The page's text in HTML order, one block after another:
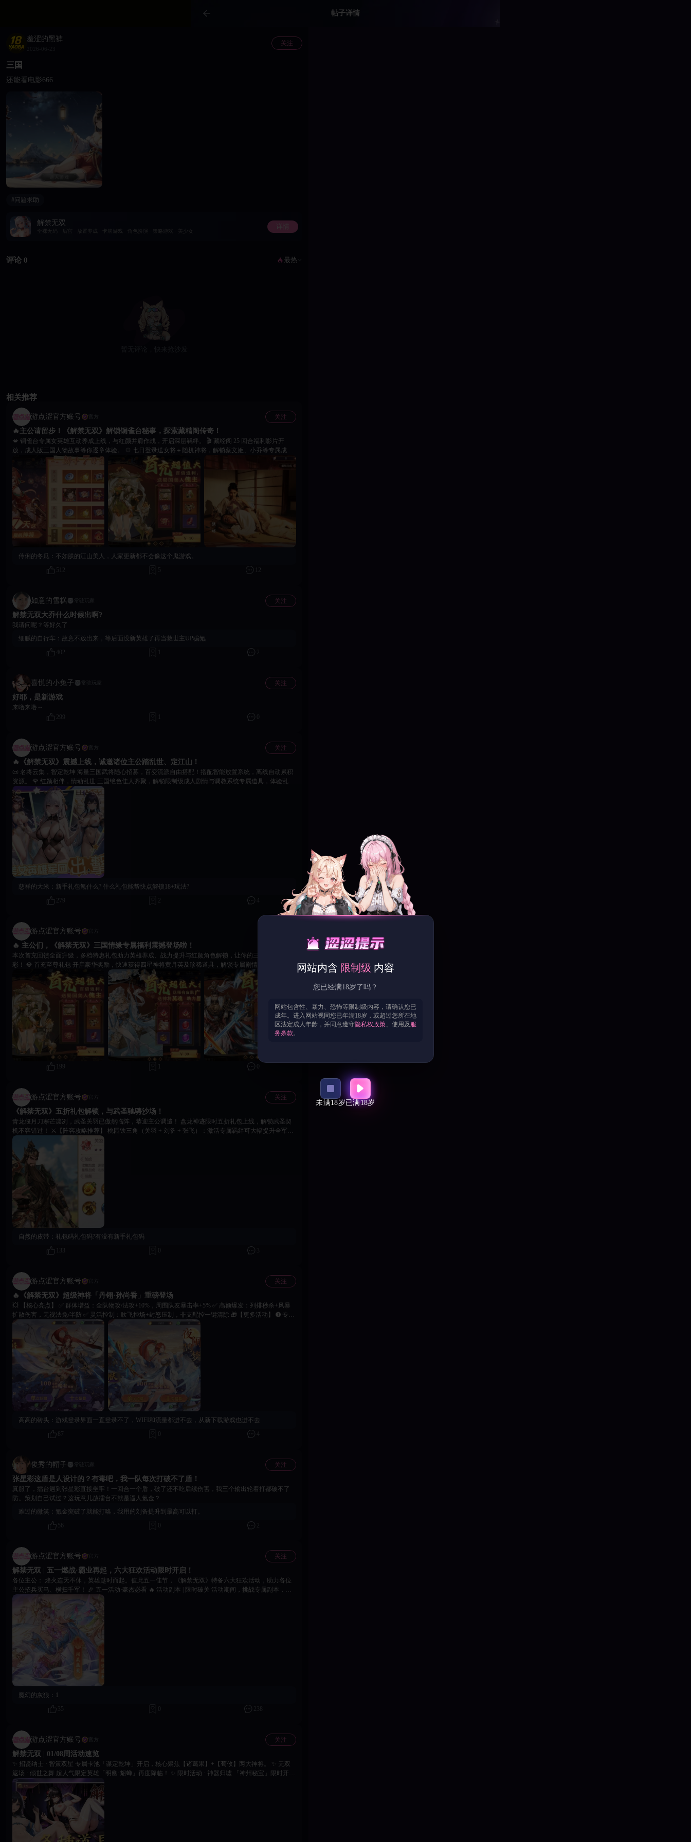
帖子详情
羞涩的黑裤
关注
三国
还能看电影666
#问题求助
解禁无双
全裸无码 · 后宫 · 放置养成 · 卡牌游戏 · 角色扮演 · 策略游戏 · 美少女
详情
评论 0 最热
相关推荐
游点涩官方账号 官方 关注
🔥主公请留步！《解禁无双》解锁铜雀台秘事，探索藏精阁传奇！
💋 铜雀台专属女英雄互动养成上线，与红颜并肩作战，开启深层羁绊。 🎬 藏经阁 25 回合福利影片开
放，成人版三国人物故事等你逐章体验。 💠 七日登录送女将＋随机神将，解锁蔡文姬、小乔等专属成人
无双》，携红颜踏三国，开启属于主公的三国传记！
伶俐的冬瓜： 不如朕的江山美人，人家更新都不会像这个鬼游戏。
512
5 12
如意的雪糕 关注
解禁无双大乔什么时候出啊?
我请问呢？等好久了
细腻的自行车： 故意不放出来，等后面没新英雄了再当救世主UP骗氪
402
2
喜悦的小兔子 关注
好耶，是新游戏
来噜来噜～
299
0
游点涩官方账号 官方 关注
🔥《解禁无双》震撼上线，诚邀诸位主公踏乱世、定江山！
📜 名将云集，智定乾坤 海量三国武将随心招募，百变流派自由搭配！搭配智能放置系统，离线自动累积
资源。 🌹 红颜相伴，情动乱世 三国绝色佳人齐聚，解锁限制级成人剧情与调教系统专属道具，体验乱世
中的柔情羁绊。 🎁 开服献礼，福利拉满 首周七日签到解锁限定美人等丰厚好礼！首周挂机收益翻倍，领
取招募好物与情缘道具！ ⚔️ 王权争霸，谁主沉浮 万人同服实时竞技，全服争霸火热开启！运筹帷幄，决
战沙场，书写属于你的江山美人传奇！ 🙌 解锁绝代佳人的私密剧情与隐藏福利，亲身体验江山美人尽在
掌握的至高快感！
慈祥的大米： 新手礼包氪什么? 什么礼包能帮快点解锁18+玩法?
279
2 4
游点涩官方账号 官方
🔥 主公们，《解禁无双》三国情缘专属福利震撼登场啦！
本次首充回馈全面升级，多档特惠礼包助力英雄养成、战力提升与红颜角色解锁，让你的三国之旅更加精
彩！ 💎 首充至尊礼包 开启豪华奖励，快速获得四星神将黄月英及珍稀道具，解锁专属剧情任务，丰富互
动玩法等待你的探索。 💎 特惠成长礼包 超值30元礼包，轻松解锁黄月英稀有永久皮肤，同时提升角色星
级与好感度，养成效率直线提升，颜值战力双开花！ 💎 豪华主公礼包 98元即可解锁刘备专属幻武【雌雄
双股剑】，助力无双觉醒，全线提升生命、双攻、双防与速度，让主公实力大幅跃升！ ❤️ 沉浸互动玩法
铜雀台与藏精阁玩法全新开启，多位红颜英雄等待你的召唤，触发丰富互动剧情，体验专属养成与战力加
成，沉浸感满满！ 🙌 与美女英雄角色触发丰富互动剧情，情趣宝箱内含蜡烛，皮鞭，震动棒，电击仪等
多种互动道具，体验三国版18禁成人玩法。 🙌 藏精阁内更有专属三国主题成人福利影片，扮演刘备三顾
茅庐与性转版诸葛亮女谋士发生令人遐想连篇的涩涩情节！
游点涩官方账号 官方 关注
《解禁无双》五折礼包解锁，与武圣驰骋沙场！
青龙偃月刀寒芒凛冽，武圣关羽已傲然临阵，恭迎主公调遣！ 盘龙神迹限时五折礼包上线，解锁武圣契
机不容错过！ ⚔【阵容攻略推荐】 桃园铁三角（关羽 + 刘备 + 张飞）：激活专属羁绊可大幅提升全军攻
防属性； 搭配珍品「羊脂玉佩」，强化团队生存与续航能力，助力主公稳占战局先机。 📕【武圣心得征
集】 诚邀各位主公分享关羽培养攻略、阵容搭配，小编将从评论区中抽取 3 位主公，送出独家专属「解
自然的皮带： 礼包码礼包码?有没有新手礼包码
133
0 3
游点涩官方账号 官方 关注
🔥《解禁无双》超级神将「丹翎·孙尚香」重磅登场
💥 【核心亮点】 ✅ 群体增益：全队物攻/法攻+10%，周围队友暴击率+5% ✅ 高额爆发：列排秒杀+风暴
扩散伤害，无视法免/半防 ✅ 灵活控制：吹飞控场+封怒压制，非支配控一键清除 🎁【更多活动】 ➊ 专属
幻武「枭姬烈弩」：开局回怒+暴击伤害拉满，单挑全场生效 ➋ 传说皮肤「夜阑鹄梦」：朱红马尾+流光
裙摆，颜值收藏双在线 ⏰七日限时专属活动，即刻登录《解禁无双》，执掌箭神之威，开启全新征伐传
奇！
高高的砖头： 游戏登录界面一直登录不了，WIFI和流量都进不去，从新下载游戏也进不去
87
4
俊秀的帽子 关注
张星彩这盾是人设计的？有毒吧，我一队每次打破不了盾！
真服了，擂台遇到张星彩直接坐牢！一回合一个盾，破了还不吃后续伤害，我三个输出轮着打都破不了
防。策划自己试过？这玩意儿放擂台不就是逼人氪金？
难过的微笑： 氪金突破了就能打咯，我用的刘备提升到最高可以打。
56
2
游点涩官方账号 官方 关注
解禁无双 | 五一燃战·霸业再起，六大狂欢活动限时开启！
各位主公： 烽火连天不休，英雄趁时而起。值此五一佳节，《解禁无双》特备六大狂欢活动，助力各位
主公招兵买马、横扫千军！ 🎉 五一活动·豪杰必看 🔥 活动副本 | 限时破关 活动期间，挑战专属副本，通
关即有概率掉落稀有道具。 💎 充值返钻｜十倍犒赏 军需告急？主公莫慌！活动期间充值，立享十倍钻石
签到即可领取五一专属奖励，七日满签更有神秘神将碎片！ 🎊 五一嘉年华｜赢取限定好礼 完成五一专属
任务（如攻城次数、招募武将等），即可兑换活动限定称号、头像框、稀有道具。 感谢诸位主公一直以
来的征战与陪伴。别忘记使用【18game51kl】前往游戏内领取礼包。愿你在解禁无双的三国世界里，收尽
天下英雄，打遍九州无敌，坐拥江山美人。祝各位主公假期愉快，副本全通，十连全金！ 18Game官方团
队 2026年04月30日
魔幻的灰狼：
35
238
游点涩官方账号 官方 关注
解禁无双 | 01/08周活动速览
✨ 招贤纳士 · 智策双星 专属卡池「谋定乾坤」开启，核心聚焦【诸葛果】+【荀攸】两大神将。 ✨ 无双
返场 · 倾世之舞 超人气限定英雄「明幽·貂蝉」再度降临！ ✨ 限时活动 · 神器归墟 「神州秘宝」限时开
启，起源级神器【昊天塔】再度返场。 智将临阵，神兵归墟，战场因你而变。即刻登录《解禁无双》，
谱写属于你的无双传说！
网站内含 限制级 内容
您已经满18岁了吗？
网站包含性、暴力、恐怖等限制级内容，请确认您已
成年。进入网站视同您已年满18岁，或超过您所在地
区法定成人年龄，并同意遵守隐私权政策、使用及 服
务条款。
未满18岁已满18岁